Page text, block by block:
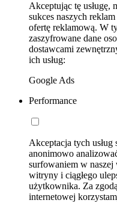
Akceptując tę usługę,
sukces naszych
ofertę reklamową. W
zaszyfrowane dane
dostawcami
ich usług:
Google Ads
Performance
Akceptacja tych
anonimowo
surfowaniem w
witryny i ciągłego
użytkownika. Za
internetowej